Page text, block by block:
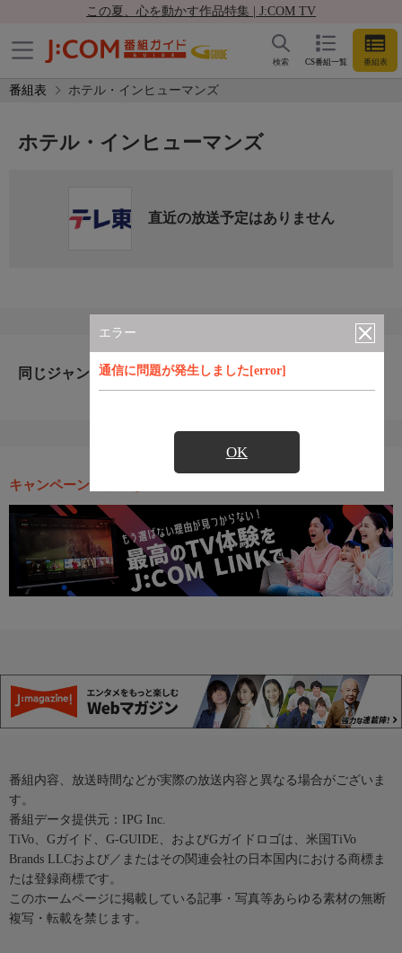
この夏、心を動かす作品特集 | J:COM TV
CS番組一覧 番組表
検索
番組表 ホテル・インヒューマンズ
エラー
通信に問題が発生しました[error]
OK
ホテル・インヒューマンズ
直近の放送予定はありません
同じジャンルのおすすめ番組
キャンペーン・お得な情報
番組内容、放送時間などが実際の放送内容と異なる場合がございま
す。
番組データ提供元：IPG Inc.
TiVo、Gガイド、G-GUIDE、およびGガイドロゴは、米国TiVo
Brands LLCおよび／またはその関連会社の日本国内における商標ま
たは登録商標です。
このホームページに掲載している記事・写真等あらゆる素材の無断
複写・転載を禁じます。